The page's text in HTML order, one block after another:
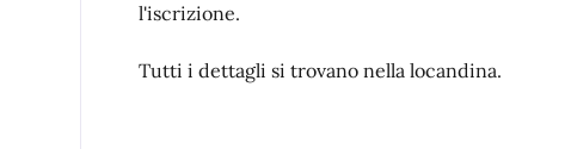
l'iscrizione.
Tutti i dettagli si trovano nella locandina.